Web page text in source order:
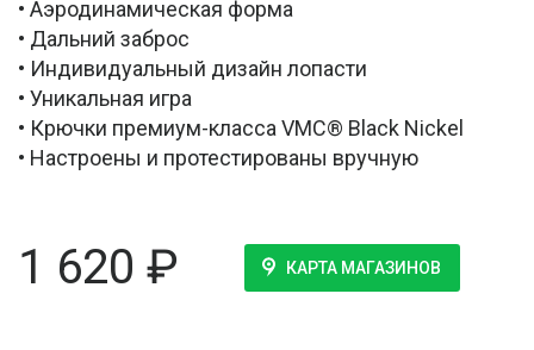
• Аэродинамическая форма
• Дальний заброс
• Индивидуальный дизайн лопасти
• Уникальная игра
• Крючки премиум-класса VMC® Black Nickel
• Настроены и протестированы вручную
1 620 ₽ КАРТА МАГАЗИНОВ